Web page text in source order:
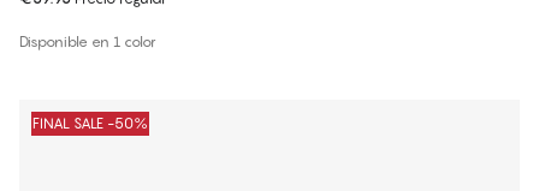
Disponible en 1 color
FINAL SALE -50%